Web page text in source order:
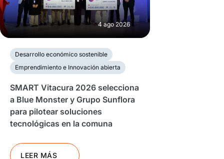
4 ago 2026
Desarrollo económico sostenible
Emprendimiento e Innovación abierta
SMART Vitacura 2026 selecciona
a Blue Monster y Grupo Sunflora
para pilotear soluciones
tecnológicas en la comuna
LEER MÁS